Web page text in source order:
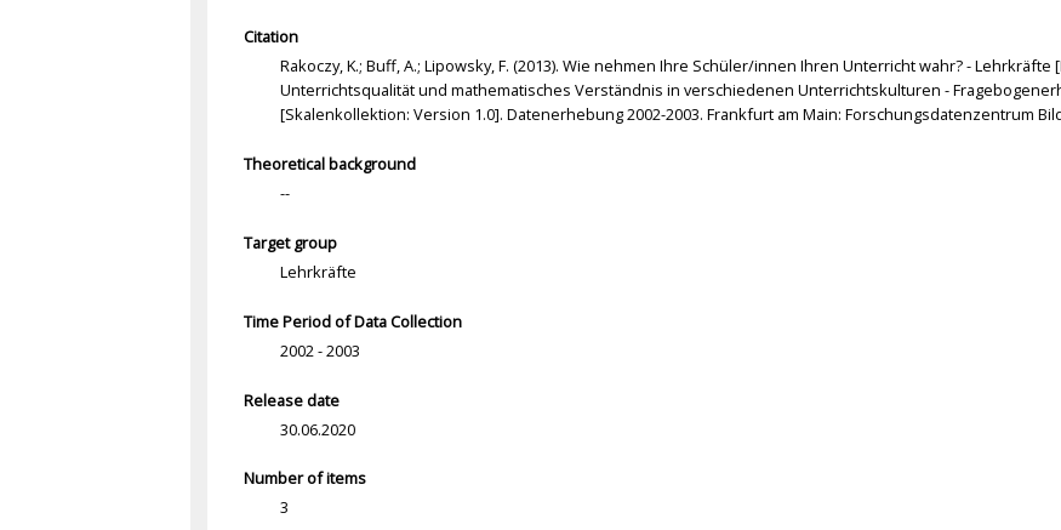
Citation
Rakoczy, K.; Buff, A.; Lipowsky, F. (2013). Wie nehmen Ihre Schüler/innen Ihren Unterricht wahr? - Lehrkräfte
Unterrichtsqualität und mathematisches Verständnis in verschiedenen Unterrichtskulturen -
[Skalenkollektion: Version 1.0]. Datenerhebung 2002-2003. Frankfurt am Main: Forschungsdatenzentrum
Theoretical background
--
Target group
Lehrkräfte
Time Period of Data Collection
2002 - 2003
Release date
30.06.2020
Number of items
3